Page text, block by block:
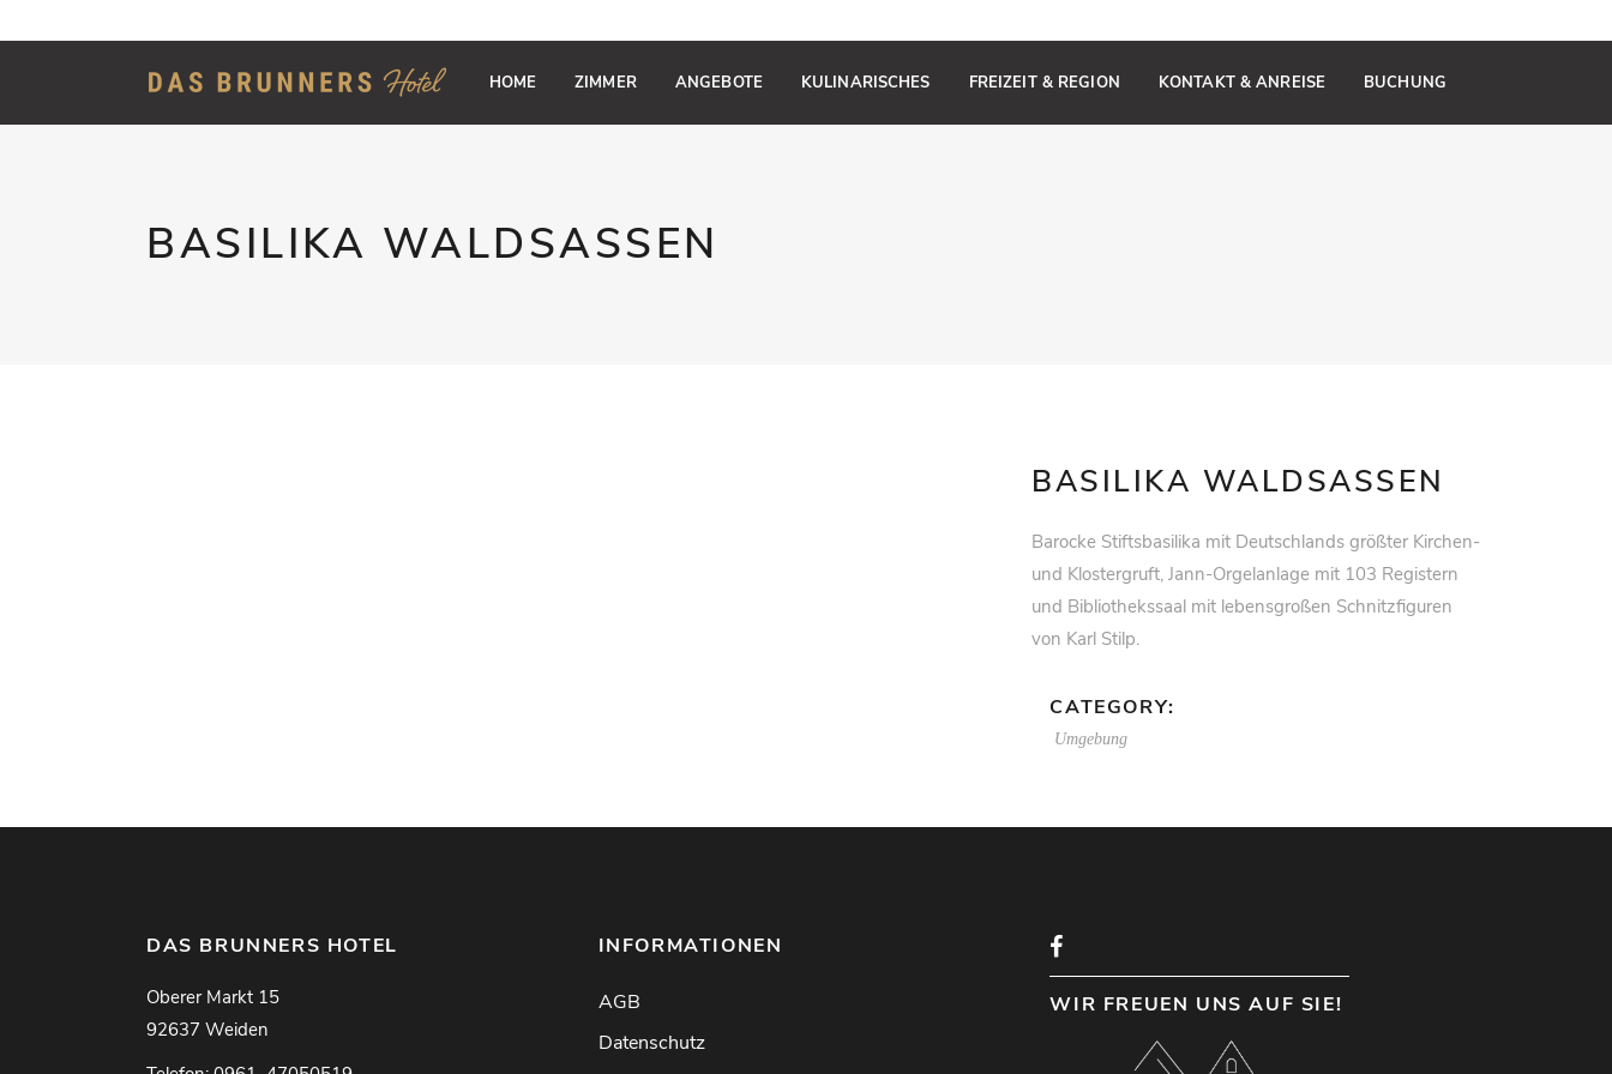
HOME ZIMMER ANGEBOTE KULINARISCHES FREIZEIT & REGION KONTAKT & ANREISE BUCHUNG
BASILIKA WALDSASSEN
BASILIKA WALDSASSEN
Barocke Stiftsbasilika mit Deutschlands größter Kirchen-
und Klostergruft, Jann-Orgelanlage mit 103 Registern
und Bibliothekssaal mit lebensgroßen Schnitzfiguren
von Karl Stilp.
CATEGORY:
Umgebung
DAS BRUNNERS HOTEL
Oberer Markt 15
92637 Weiden
INFORMATIONEN
AGB
Datenschutz
WIR FREUEN UNS AUF SIE!